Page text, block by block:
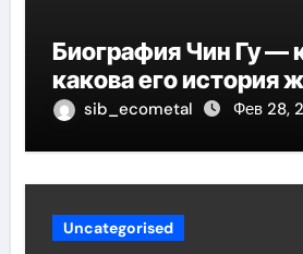
Биография Чин Гу —
какова его история
sib_ecometal Фев 28,
Uncategorised